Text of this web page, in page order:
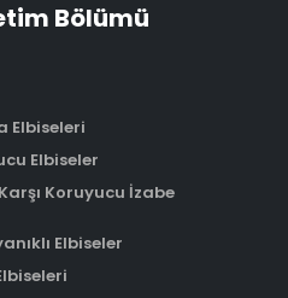
Bölümü
Elbiseleri
Elbiseler
Koruyucu İzabe
Elbiseler